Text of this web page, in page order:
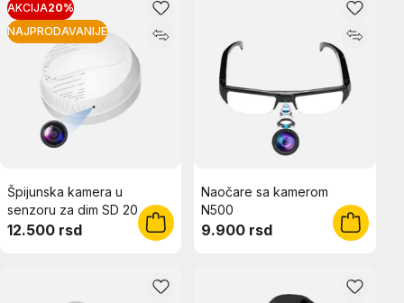
AKCIJA20%
NAJPRODAVANIJE
Špijunska kamera u
senzoru za dim SD 20
12.500 rsd
Naočare sa kamerom
N500
9.900 rsd